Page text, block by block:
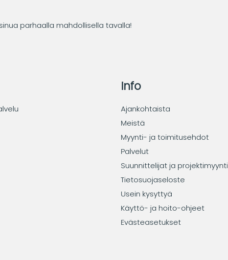
parhaalla mahdollisella tavalla!
Info
Ajankohtaista
Meistä
Myynti- ja toimitusehdot
Palvelut
Suunnittelijat ja projektimyynti
Tietosuojaseloste
Usein kysyttyä
Käyttö- ja hoito-ohjeet
Evästeasetukset